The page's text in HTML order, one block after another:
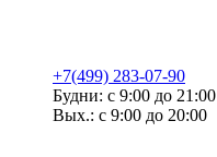
+7(499) 283-07-90
Будни: с 9:00 до 21:00
Вых.: с 9:00 до 20:00